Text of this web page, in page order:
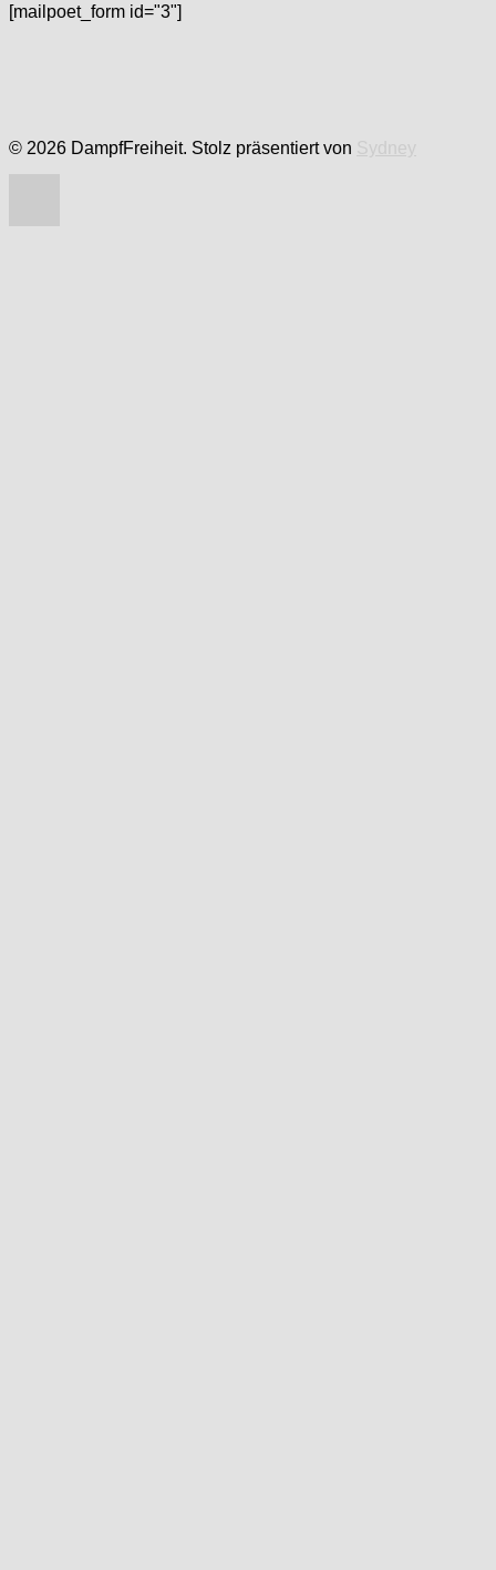
[mailpoet_form id="3"]
© 2026 DampfFreiheit. Stolz präsentiert von